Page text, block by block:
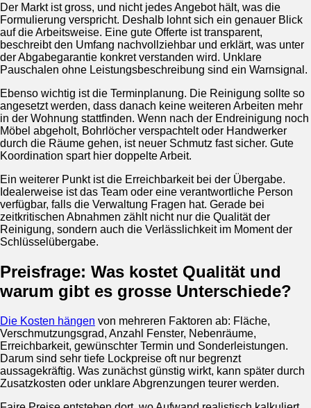
Der Markt ist gross, und nicht jedes Angebot hält, was die
Formulierung verspricht. Deshalb lohnt sich ein genauer Blick
auf die Arbeitsweise. Eine gute Offerte ist transparent,
beschreibt den Umfang nachvollziehbar und erklärt, was unter
der Abgabegarantie konkret verstanden wird. Unklare
Pauschalen ohne Leistungsbeschreibung sind ein Warnsignal.
Ebenso wichtig ist die Terminplanung. Die Reinigung sollte so
angesetzt werden, dass danach keine weiteren Arbeiten mehr
in der Wohnung stattfinden. Wenn nach der Endreinigung noch
Möbel abgeholt, Bohrlöcher verspachtelt oder Handwerker
durch die Räume gehen, ist neuer Schmutz fast sicher. Gute
Koordination spart hier doppelte Arbeit.
Ein weiterer Punkt ist die Erreichbarkeit bei der Übergabe.
Idealerweise ist das Team oder eine verantwortliche Person
verfügbar, falls die Verwaltung Fragen hat. Gerade bei
zeitkritischen Abnahmen zählt nicht nur die Qualität der
Reinigung, sondern auch die Verlässlichkeit im Moment der
Schlüsselübergabe.
Preisfrage: Was kostet Qualität und
warum gibt es grosse Unterschiede?
Die Kosten hängen von mehreren Faktoren ab: Fläche,
Verschmutzungsgrad, Anzahl Fenster, Nebenräume,
Erreichbarkeit, gewünschter Termin und Sonderleistungen.
Darum sind sehr tiefe Lockpreise oft nur begrenzt
aussagekräftig. Was zunächst günstig wirkt, kann später durch
Zusatzkosten oder unklare Abgrenzungen teurer werden.